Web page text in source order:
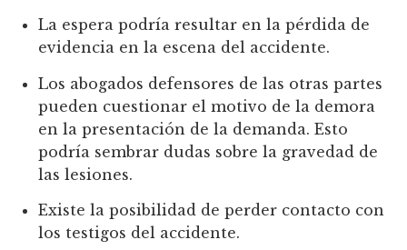
La espera podría resultar en la pérdida de
evidencia en la escena del accidente.
Los abogados defensores de las otras partes
pueden cuestionar el motivo de la demora
en la presentación de la demanda. Esto
podría sembrar dudas sobre la gravedad de
las lesiones.
Existe la posibilidad de perder contacto con
los testigos del accidente.